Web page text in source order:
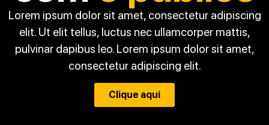
Lorem ipsum dolor sit amet, consectetur adipiscing
elit. Ut elit tellus, luctus nec ullamcorper mattis,
pulvinar dapibus leo. Lorem ipsum dolor sit amet,
consectetur adipiscing elit.
Clique aqui